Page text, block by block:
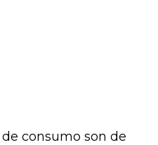
consumo son de